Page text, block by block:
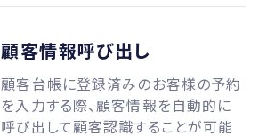
顧客情報呼び出し
顧客台帳に登録済みのお客様の予約
を入力する際、顧客情報を自動的に
呼び出して顧客認識することが可能